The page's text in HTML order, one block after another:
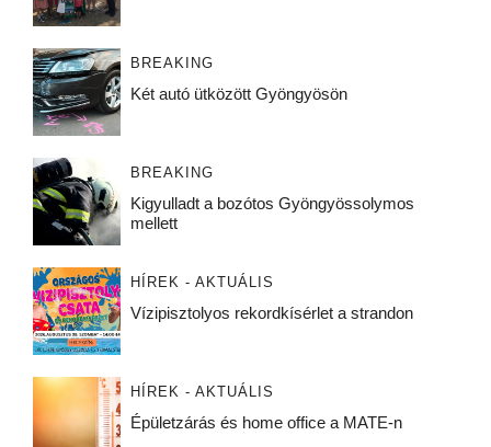
BREAKING
Két autó ütközött Gyöngyösön
BREAKING
Kigyulladt a bozótos Gyöngyössolymos
mellett
HÍREK - AKTUÁLIS
Vízipisztolyos rekordkísérlet a strandon
HÍREK - AKTUÁLIS
Épületzárás és home office a MATE-n